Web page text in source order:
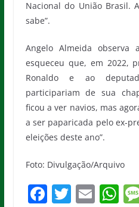
Nacional do União Brasil.
sabe”.
Angelo Almeida observa
esqueceu que, em 2022,
Ronaldo e ao
participariam de sua
ficou a ver navios, mas
a ser paparicada pelo ex-
eleições deste ano”.
Foto: Divulgação/Arquivo
F T E W